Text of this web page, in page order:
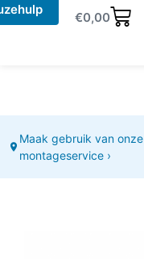
€0,00
Maak gebruik van onze
montageservice ›